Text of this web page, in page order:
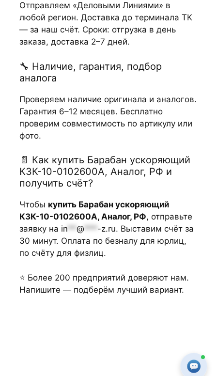
Отправляем «Деловыми Линиями» в
любой регион. Доставка до терминала ТК
— за наш счёт. Сроки: отгрузка в день
заказа, доставка 2–7 дней.
🔧 Наличие, гарантия, подбор
аналога
Проверяем наличие оригинала и аналогов.
Гарантия 6–12 месяцев. Бесплатно
проверим совместимость по артикулу или
фото.
📄 Как купить Барабан ускоряющий
КЗК-10-0102600А, Аналог, РФ и
получить счёт?
Чтобы купить Барабан ускоряющий
КЗК-10-0102600А, Аналог, РФ, отправьте
заявку на in **@ *** -z.ru. Выставим счёт за
30 минут. Оплата по безналу для юрлиц,
по счёту для физлиц.
⭐ Более 200 предприятий доверяют нам.
Напишите — подберём лучший вариант.